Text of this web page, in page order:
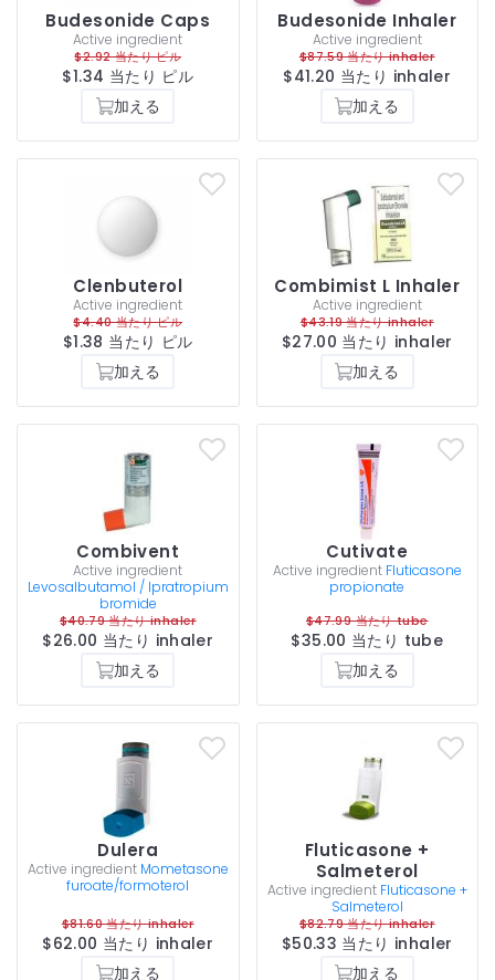
Budesonide Caps
Active ingredient
$2.92 当たり ピル
$1.34 当たり ピル
加える
Budesonide Inhaler
Active ingredient
$87.59 当たり inhaler
$41.20 当たり inhaler
加える
Clenbuterol
Active ingredient
$4.40 当たり ピル
$1.38 当たり ピル
加える
Combimist L Inhaler
Active ingredient
$43.19 当たり inhaler
$27.00 当たり inhaler
加える
Combivent
Active ingredient
Levosalbutamol / Ipratropium
bromide
$40.79 当たり inhaler
$26.00 当たり inhaler
加える
Cutivate
Active ingredient Fluticasone
propionate
$47.99 当たり tube
$35.00 当たり tube
加える
Dulera
Active ingredient Mometasone
furoate/formoterol
$81.60 当たり inhaler
$62.00 当たり inhaler
加える
Fluticasone +
Salmeterol
Active ingredient Fluticasone +
Salmeterol
$82.79 当たり inhaler
$50.33 当たり inhaler
加える